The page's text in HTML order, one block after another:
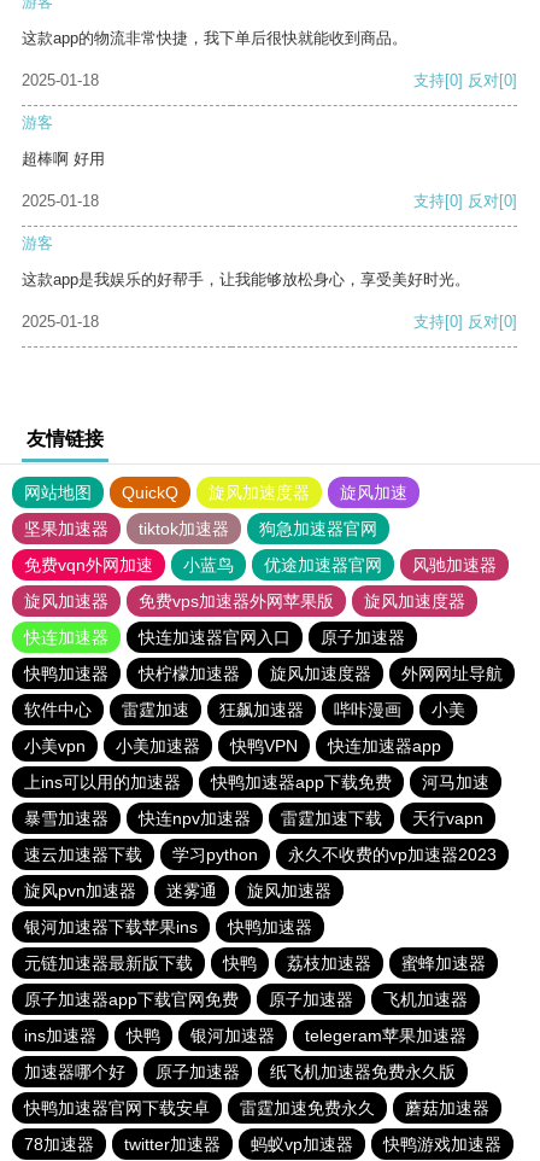
这款app的物流非常快捷，我下单后很快就能收到商品。
2025-01-18 支持[0] 反对[0]
游客
超棒啊 好用
2025-01-18 支持[0] 反对[0]
游客
这款app是我娱乐的好帮手，让我能够放松身心，享受美好时光。
2025-01-18 支持[0] 反对[0]
友情链接
网站地图 QuickQ 旋风加速度器
旋风加速
坚果加速器
tiktok加速器
狗急加速器官网
免费vqn外网加速
小蓝鸟 优途加速器官网
风驰加速器
旋风加速器
免费vps加速器外网苹果版
旋风加速度器
快连加速器
快连加速器官网入口
原子加速器
快鸭加速器
快柠檬加速器 旋风加速度器
外网网址导航
软件中心
雷霆加速 狂飙加速器 哔咔漫画
小美
小美vpn
小美加速器 快鸭VPN
快连加速器app
上ins可以用的加速器
快鸭加速器app下载免费
河马加速
暴雪加速器
快连npv加速器 雷霆加速下载
天行vapn
速云加速器下载
学习python
永久不收费的vp加速器2023
旋风pvn加速器
迷雾通
旋风加速器
银河加速器下载苹果ins
快鸭加速器
元链加速器最新版下载
快鸭 荔枝加速器
蜜蜂加速器
原子加速器app下载官网免费
原子加速器
飞机加速器
ins加速器
快鸭 银河加速器
telegeram苹果加速器
加速器哪个好
原子加速器
纸飞机加速器免费永久版
快鸭加速器官网下载安卓
雷霆加速免费永久
蘑菇加速器
78加速器
twitter加速器 蚂蚁vp加速器 快鸭游戏加速器